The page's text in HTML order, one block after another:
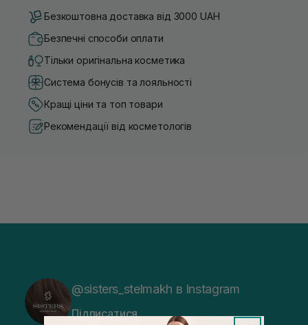
Безкоштовна доставка від 3000 UAH
Безпечні способи оплати
Тільки оригінальна косметика
Система бонусів та лояльності
Кращі ціни та топ товари
Рекомендації від косметологів
@sisters_stelmakh в Instagram
Підписатися